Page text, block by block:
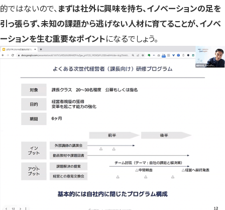
的ではないので、まずは社外に興味を持ち、イノベーションの足を
引っ張らず、未知の課題から逃げない人材に育てることが、イノベ
ーションを生む重要なポイントになるでしょう。